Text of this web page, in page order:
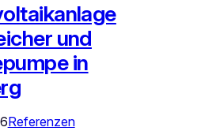
und
in
Referenzen